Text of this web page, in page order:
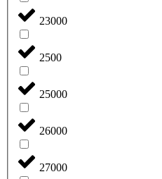
23000
2500
25000
26000
27000